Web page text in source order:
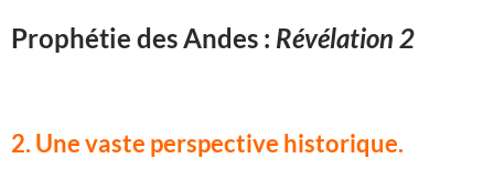
Prophétie des Andes : Révélation 2
2. Une vaste perspective historique.